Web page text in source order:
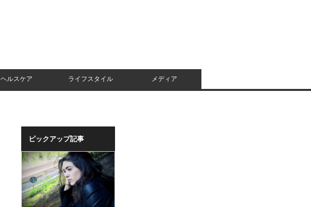
ヘルスケア ライフスタイル メディア
ピックアップ記事